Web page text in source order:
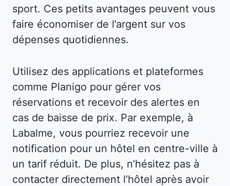
sport. Ces petits avantages peuvent vous
faire économiser de l’argent sur vos
dépenses quotidiennes.
Utilisez des applications et plateformes
comme Planigo pour gérer vos
réservations et recevoir des alertes en
cas de baisse de prix. Par exemple, à
Labalme, vous pourriez recevoir une
notification pour un hôtel en centre-ville à
un tarif réduit. De plus, n’hésitez pas à
contacter directement l’hôtel après avoir